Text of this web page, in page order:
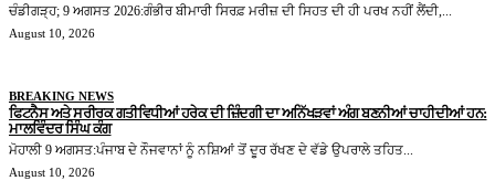
ਚੰਡੀਗੜ੍ਹ; 9 ਅਗਸਤ 2026:ਗੰਭੀਰ ਬੀਮਾਰੀ ਸਿਰਫ਼ ਮਰੀਜ਼ ਦੀ ਸਿਹਤ ਦੀ ਹੀ ਪਰਖ ਨਹੀਂ ਲੈਂਦੀ,...
August 10, 2026
BREAKING NEWS
ਫਿਟਨੈਸ ਅਤੇ ਸਰੀਰਕ ਗਤੀਵਿਧੀਆਂ ਹਰੇਕ ਦੀ ਜ਼ਿੰਦਗੀ ਦਾ ਅਨਿੱਖੜਵਾਂ ਅੰਗ ਬਣਨੀਆਂ ਚਾਹੀਦੀਆਂ ਹਨ:
ਮਾਲਵਿੰਦਰ ਸਿੰਘ ਕੰਗ
ਮੋਹਾਲੀ 9 ਅਗਸਤ:ਪੰਜਾਬ ਦੇ ਨੌਜਵਾਨਾਂ ਨੂੰ ਨਸ਼ਿਆਂ ਤੋਂ ਦੂਰ ਰੱਖਣ ਦੇ ਵੱਡੇ ਉਪਰਾਲੇ ਤਹਿਤ...
August 10, 2026